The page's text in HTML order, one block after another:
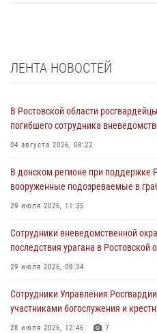
ЛЕНТА НОВОСТЕЙ
В Ростовской области
погибшего сотрудника
04 августа 2026, 08:22
В донском регионе при поддержке
вооруженные подозреваемые в
29 июля 2026, 11:35
Сотрудники вневедомственной
последствия урагана в Ростовской
29 июля 2026, 08:34
Сотрудники Управления
участниками богослужения и
28 июля 2026, 12:46 7